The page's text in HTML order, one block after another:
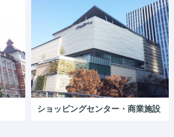
ショッピングセンター・商業施設